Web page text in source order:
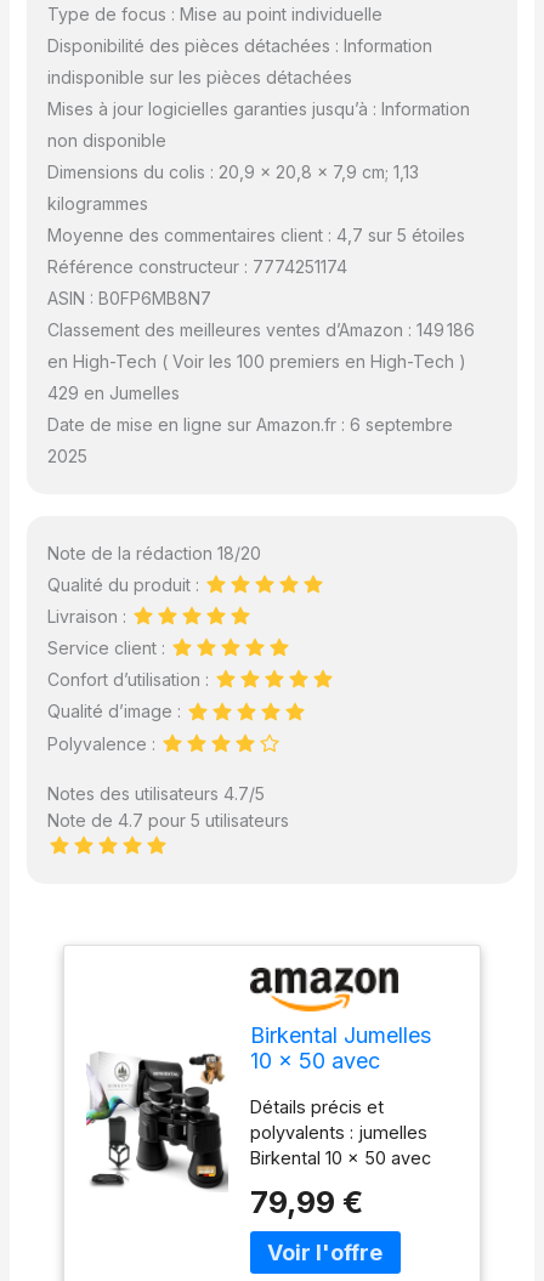
Type de focus : Mise au point individuelle
Disponibilité des pièces détachées : Information
indisponible sur les pièces détachées
Mises à jour logicielles garanties jusqu’à : Information
non disponible
Dimensions du colis : 20,9 x 20,8 x 7,9 cm; 1,13
kilogrammes
Moyenne des commentaires client : 4,7 sur 5 étoiles
Référence constructeur : 7774251174
ASIN : B0FP6MB8N7
Classement des meilleures ventes d’Amazon : 149 186
en High-Tech ( Voir les 100 premiers en High-Tech )
429 en Jumelles
Date de mise en ligne sur Amazon.fr : 6 septembre
2025
Note de la rédaction 18/20
Qualité du produit :
Livraison :
Service client :
Confort d’utilisation :
Qualité d’image :
Polyvalence :
Notes des utilisateurs 4.7/5
Note de 4.7 pour 5 utilisateurs
Birkental Jumelles
10 x 50 avec
Dstepper HD,
prisme BAK4 &
objectif FMC –
Convient aux
porteurs de lunettes
– Grand champ de
vision et image
Détails précis et
polyvalents : jumelles
Birkental 10 x 50 avec
objectif FMC pour des
images claires et
contrastées. Large
79,99 €